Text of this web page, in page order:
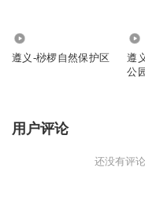
遵义-桫椤自然保护区
遵
公
用户评论
还没有评